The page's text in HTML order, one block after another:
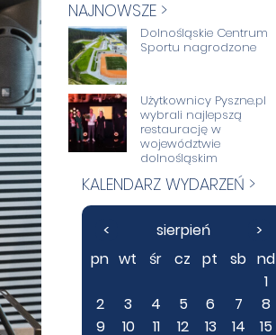
NAJNOWSZE >
Dolnośląskie Centrum
Sportu nagrodzone
Użytkownicy Pyszne.pl
wybrali najlepszą
restaurację w
województwie
dolnośląskim
KALENDARZ WYDARZEŃ >
< sierpień
>
pn wt śr cz pt sb nd
1
2
3 4 5 6 7
8
9
10 11 12 13 14
15